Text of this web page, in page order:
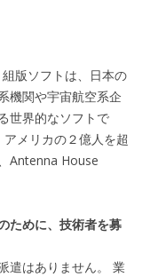
版ソフトは、日本の
機関や宇宙航空系企
世界的なソフトで
メリカの２億人を超
Antenna House
ために、技術者を募
遣はありません。 業